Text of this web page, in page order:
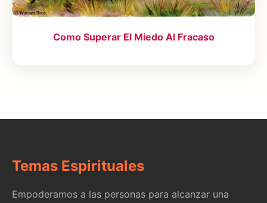
Como Superar El Miedo Al Fracaso
Temas Espirituales
Empoderamos a las personas para alcanzar una